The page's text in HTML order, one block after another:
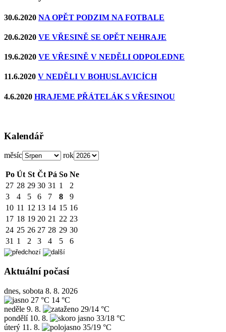
30.6.2020 NA OPĚT PODZIM NA FOTBALE
20.6.2020 VE VŘESINĚ SE OPĚT NEHRAJE
19.6.2020 VE VŘESINĚ V NEDĚLI ODPOLEDNE
11.6.2020 V NEDĚLI V BOHUSLAVICÍCH
4.6.2020 HRAJEME PŘÁTELÁK S VŘESINOU
Kalendář
měsíc rok
Po Út St Čt Pá So Ne
27 28 29 30 31 1
2
3
4 5 6 7 8
9
10 11 12 13 14 15 16
17 18 19 20 21 22 23
24 25 26 27 28 29 30
31 1 2 3 4 5 6
Aktuální počasí
dnes, sobota 8. 8. 2026
27 °C 14 °C
neděle 9. 8.
29/14 °C
pondělí 10. 8.
33/18 °C
úterý 11. 8.
35/19 °C